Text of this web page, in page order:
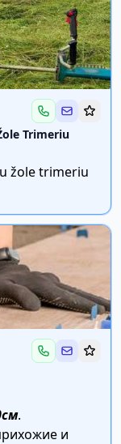
Trimeriu
žole trimeriu
.
и